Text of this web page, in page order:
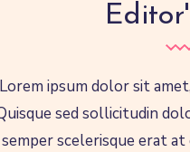
ipsum dolor sit
sed sollicitudin
semper scelerisque erat